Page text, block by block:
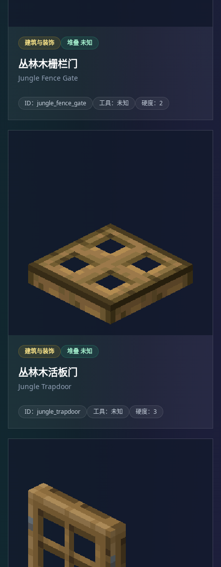
建筑与装饰 堆叠 未知
丛林木栅栏门
Jungle Fence Gate
ID：jungle_fence_gate 工具：未知 硬度：2
建筑与装饰 堆叠 未知
丛林木活板门
Jungle Trapdoor
ID：jungle_trapdoor 工具：未知 硬度：3